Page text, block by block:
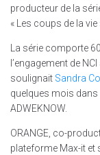
producteur de la
« Les coups de la vie
La série comporte
l’engagement de
soulignait Sandra
quelques mois dans
ADWEKNOW.
ORANGE, co-
plateforme Max-it et